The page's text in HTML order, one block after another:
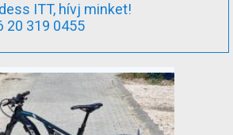
ITT, hívj minket!
20 319 0455